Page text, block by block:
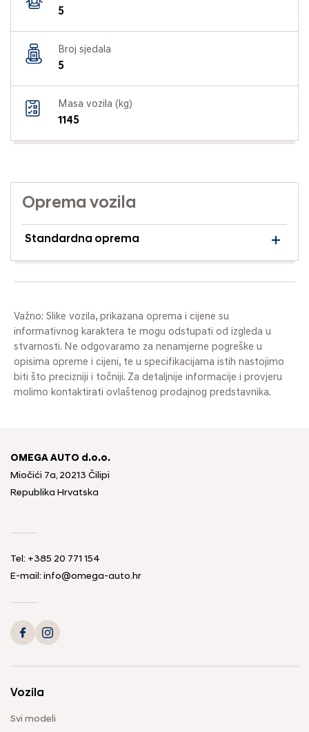
5
Broj sjedala
5
Masa vozila (kg)
1145
Oprema vozila
Standardna oprema
Važno: Slike vozila, prikazana oprema i cijene su
informativnog karaktera te mogu odstupati od izgleda u
stvarnosti. Ne odgovaramo za nenamjerne pogreške u
opisima opreme i cijeni, te u specifikacijama istih nastojimo
biti što precizniji i točniji. Za detaljnije informacije i provjeru
molimo kontaktirati ovlaštenog prodajnog predstavnika.
OMEGA AUTO d.o.o.
Miočići 7a, 20213 Čilipi
Republika Hrvatska
Tel: +385 20 771 154
E-mail: info@omega-auto.hr
Vozila
Svi modeli